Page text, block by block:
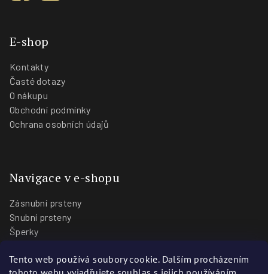
Tento web používá soubory cookie. Dalším procházením
E-shop
Kontakty
Časté dotazy
O nákupu
Obchodní podmínky
Ochrana osobních údajů
Navigace v e-shopu
Zásnubní prsteny
Snubní prsteny
Šperky
Blog